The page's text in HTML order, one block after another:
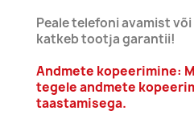
Peale telefoni avamist
katkeb tootja garantii!
Andmete kopeerimine:
tegele andmete
taastamisega.